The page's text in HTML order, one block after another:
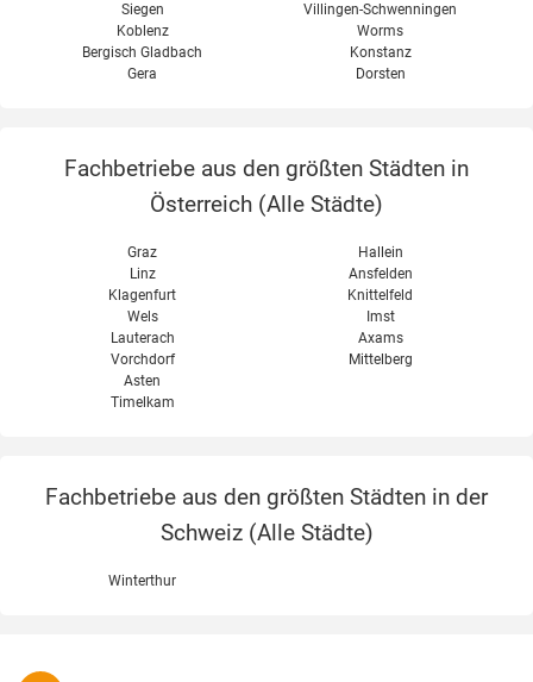
Siegen
Koblenz
Bergisch Gladbach
Gera
Villingen-Schwenningen
Worms
Konstanz
Dorsten
Fachbetriebe aus den größten Städten in
Österreich (Alle Städte)
Graz
Linz
Klagenfurt
Wels
Hallein
Ansfelden
Knittelfeld
Imst
Lauterach
Vorchdorf
Asten
Timelkam
Axams
Mittelberg
Fachbetriebe aus den größten Städten in der
Schweiz (Alle Städte)
Winterthur